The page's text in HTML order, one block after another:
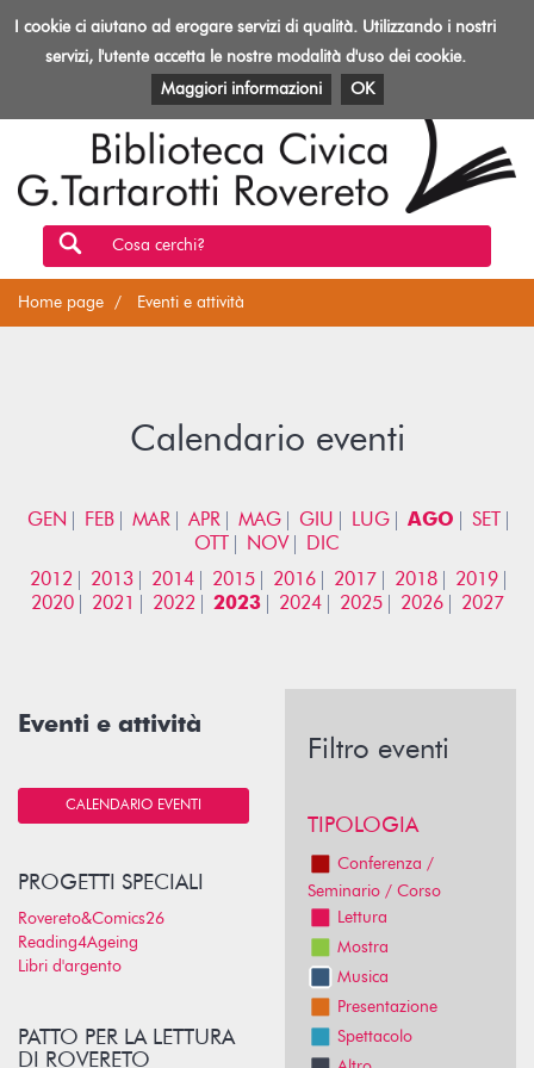
Toggle
Biblioteca
Rovereto
EVENTI E ATTIVITÀ PATRIMONIO E RISORSE
Cosa cerchi?
Home page Eventi e attività
Calendario eventi
GEN FEB MAR APR MAG GIU LUG AGO
SET
OTT
NOV
DIC
2012
2013 2014 2015 2016 2017 2018
2019
2020
2021 2022 2023 2024 2025 2026 2027
Eventi e attività
CALENDARIO EVENTI
PROGETTI SPECIALI
Rovereto&Comics26
Reading4Ageing
Libri d'argento
PATTO PER LA LETTURA
DI ROVERETO
Filtro eventi
TIPOLOGIA
Conferenza /
Seminario / Corso
Lettura
Mostra
Musica
Presentazione
Spettacolo
I cookie ci aiutano ad erogare servizi di qualità. Utilizzando i nostri
servizi, l'utente accetta le nostre modalità d'uso dei cookie.
Maggiori informazioni
OK